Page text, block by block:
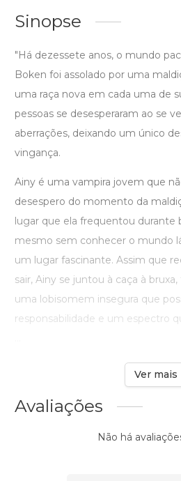
Sinopse
"Há dezessete anos, o mundo
Boken foi assolado por uma
uma raça nova em cada uma de
pessoas se desesperaram ao se
aberrações, deixando um único
vingança.
Ainy é uma vampira jovem que
desespero do momento da
lugar que ela frequentou durante
mesmo sem conhecer o mundo
um lugar fascinante. Assim que
sair, Ainy se juntou à caça à
uma lobisomem insegura que
responsabilidade e um espectro
Ver mais
Avaliações
Não há